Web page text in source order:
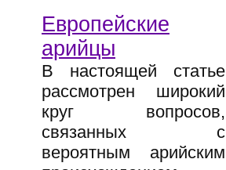
Европейские
арийцы
В настоящей статье
рассмотрен широкий
круг вопросов,
связанных с
вероятным арийским